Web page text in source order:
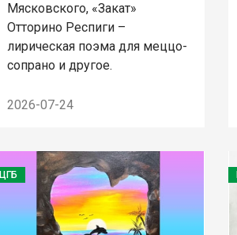
Мясковского, «Закат»
Отторино Респиги –
лирическая поэма для меццо-
сопрано и другое.
2026-07-24
ЦГБ